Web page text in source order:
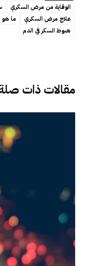
مقالات ذات
الوقاية من مرض السكري
علاج مرض السكري
ما هو
هبوط السكر في الدم